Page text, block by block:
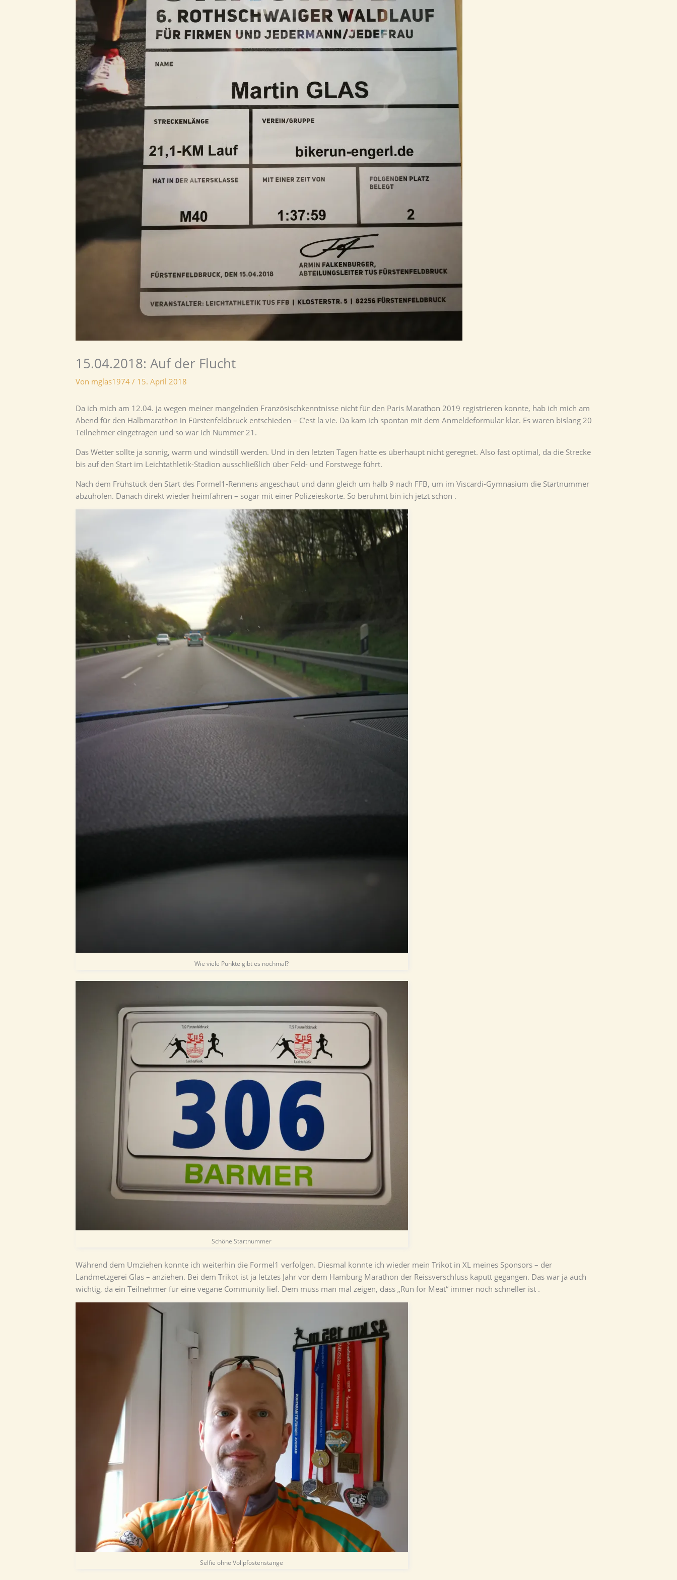
15.04.2018: Auf der Flucht
Von mglas1974 / 15. April 2018
Da ich mich am 12.04. ja wegen meiner mangelnden Französischkenntnisse nicht für den Paris Marathon 2019 registrieren konnte, hab ich mich am
Abend für den Halbmarathon in Fürstenfeldbruck entschieden – C’est la vie. Da kam ich spontan mit dem Anmeldeformular klar. Es waren bislang 20
Teilnehmer eingetragen und so war ich Nummer 21.
Das Wetter sollte ja sonnig, warm und windstill werden. Und in den letzten Tagen hatte es überhaupt nicht geregnet. Also fast optimal, da die Strecke
bis auf den Start im Leichtathletik-Stadion ausschließlich über Feld- und Forstwege führt.
Nach dem Frühstück den Start des Formel1-Rennens angeschaut und dann gleich um halb 9 nach FFB, um im Viscardi-Gymnasium die Startnummer
abzuholen. Danach direkt wieder heimfahren – sogar mit einer Polizeieskorte. So berühmt bin ich jetzt schon .
Wie viele Punkte gibt es nochmal?
Schöne Startnummer
Während dem Umziehen konnte ich weiterhin die Formel1 verfolgen. Diesmal konnte ich wieder mein Trikot in XL meines Sponsors – der
Landmetzgerei Glas – anziehen. Bei dem Trikot ist ja letztes Jahr vor dem Hamburg Marathon der Reissverschluss kaputt gegangen. Das war ja auch
wichtig, da ein Teilnehmer für eine vegane Community lief. Dem muss man mal zeigen, dass „Run for Meat“ immer noch schneller ist .
Selfie ohne Vollpfostenstange